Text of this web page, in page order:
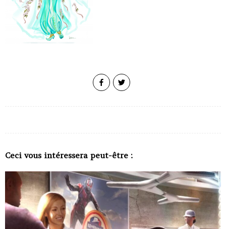
Ceci vous intéressera peut-être :